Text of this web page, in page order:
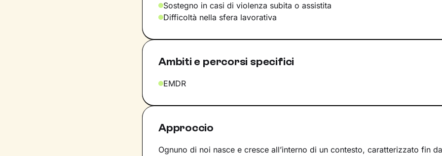
Sostegno in casi di violenza subita o assistita
Difficoltà nella sfera lavorativa
Ambiti e percorsi specifici
EMDR
Approccio
Ognuno di noi nasce e cresce all’interno di un contesto, caratterizzato fin